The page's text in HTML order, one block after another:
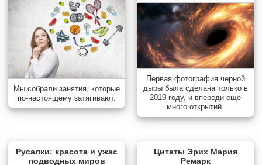
Мы собрали занятия, которые
по-настоящему затягивают.
Первая фотография черной
дыры была сделана только в
2019 году, и впереди еще
много открытий.
Русалки: красота и ужас
подводных миров
Цитаты Эрих Мария
Ремарк